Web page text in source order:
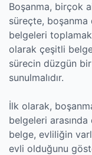
Boşanma, birçok
süreçte, boşanma
belgeleri
olarak çeşitli
sürecin düzgün
sunulmalıdır.
İlk olarak,
belgeleri arasında
belge, evliliğin
evli olduğunu